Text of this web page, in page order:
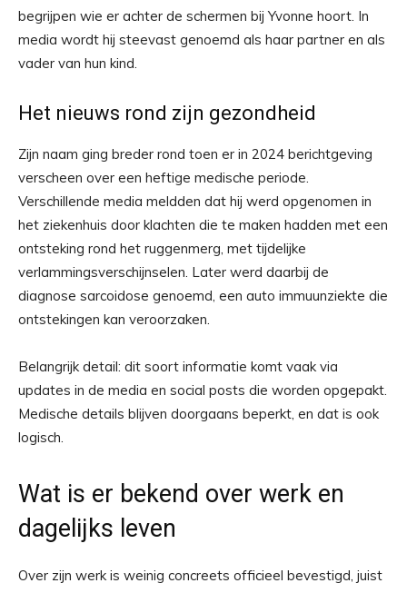
begrijpen wie er achter de schermen bij Yvonne hoort. In
media wordt hij steevast genoemd als haar partner en als
vader van hun kind.
Het nieuws rond zijn gezondheid
Zijn naam ging breder rond toen er in 2024 berichtgeving
verscheen over een heftige medische periode.
Verschillende media meldden dat hij werd opgenomen in
het ziekenhuis door klachten die te maken hadden met een
ontsteking rond het ruggenmerg, met tijdelijke
verlammingsverschijnselen. Later werd daarbij de
diagnose sarcoidose genoemd, een auto immuunziekte die
ontstekingen kan veroorzaken.
Belangrijk detail: dit soort informatie komt vaak via
updates in de media en social posts die worden opgepakt.
Medische details blijven doorgaans beperkt, en dat is ook
logisch.
Wat is er bekend over werk en
dagelijks leven
Over zijn werk is weinig concreets officieel bevestigd, juist